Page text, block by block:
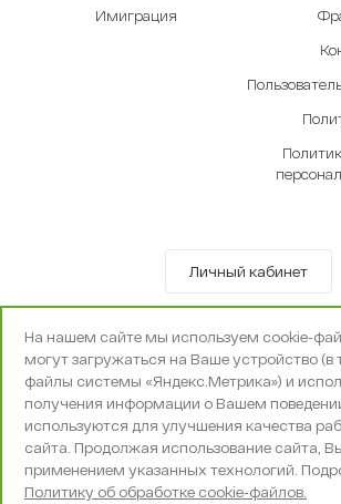
Имиграция
Личный кабинет
© OOO «Экселенте» 2010-2026 г.
Политика конфиденциальности
Поддержка и сопровождение -
На нашем сайте мы используем cookie-
могут загружаться на Ваше устройство (в
файлы системы «Яндекс.Метрика») и
получения информации о Вашем
используются для улучшения качества
сайта. Продолжая использование сайта,
применением указанных технологий.
Политику об обработке cookie-файлов.